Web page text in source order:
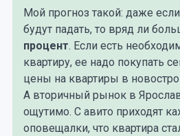
Мой прогноз такой: даже
будут падать, то вряд ли
процент. Если есть
квартиру, ее надо покупать
цены на квартиры в
А вторичный рынок в
ощутимо. С авито приходят
оповещалки, что квартира